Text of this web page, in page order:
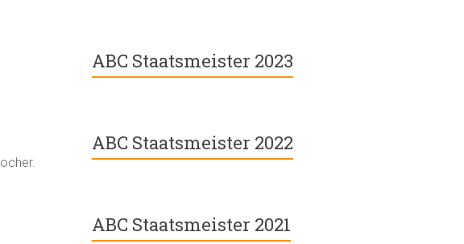
ABC Staatsmeister 2023
ABC Staatsmeister 2022
ABC Staatsmeister 2021